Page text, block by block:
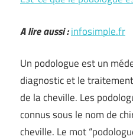
A lire aussi :infosimple.fr
Un podologue est un
diagnostic et le
de la cheville. Les
connus sous le nom de
cheville. Le mot